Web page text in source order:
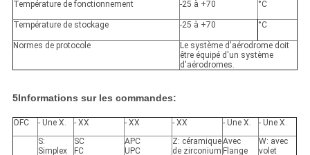
Température de fonctionnement -25 à +70 °C
Température de stockage -25 à +70 °C
Normes de protocole
Le système d'aérodrome doit
être équipé d'un système
d'aérodromes.
5Informations sur les commandes:
OFC - Une X. - XX - XX - XX - Une X.
- Une X.
S:
Simplex
SC
FC
APC
UPC
Z: céramique
de zirconium
Avec
Flange
W: avec
volet